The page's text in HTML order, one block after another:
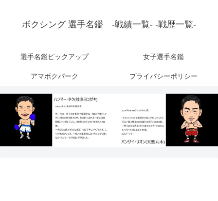
ボクシング 選手名鑑 -戦績一覧- -戦歴一覧-
選手名鑑ピックアップ 女子選手名鑑
アマボクパーク プライバシーポリシー